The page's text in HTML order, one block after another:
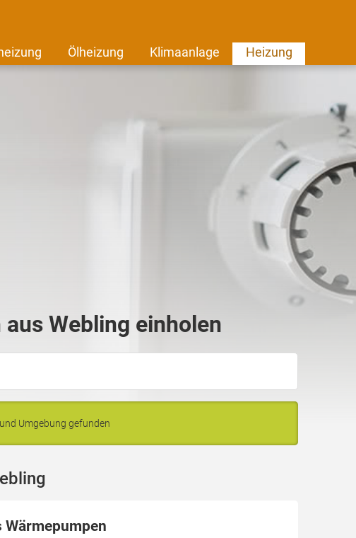
Ölheizung Klimaanlage Heizung
Webling einholen
Umgebung gefunden
Wärmepumpen